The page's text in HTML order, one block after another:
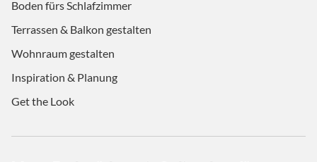
Boden fürs Schlafzimmer
Terrassen & Balkon gestalten
Wohnraum gestalten
Inspiration & Planung
Get the Look